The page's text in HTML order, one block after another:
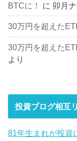
BTCに！
に 卯月
30万円を超えた
30万円を超えた
より
投資ブログ相互
81年生まれが投資